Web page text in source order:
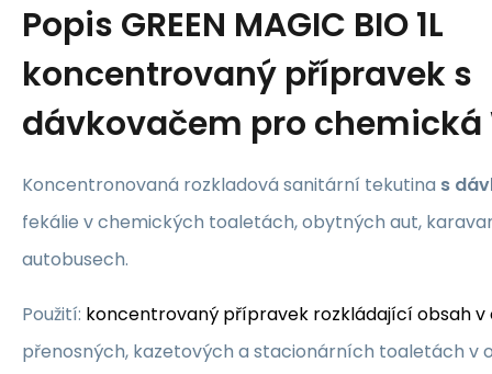
Popis GREEN MAGIC BIO 1L
koncentrovaný přípravek s
dávkovačem pro chemická
Koncentronovaná rozkladová sanitární tekutina s
fekálie v chemických toaletách, obytných aut,
autobusech.
Použití: koncentrovaný přípravek rozkládající obsah
přenosných, kazetových a stacionárních toaletách v